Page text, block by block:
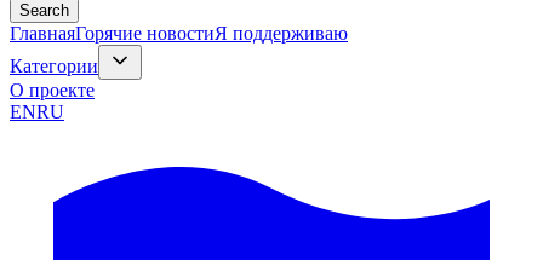
Search
ГлавнаяГорячие новостиЯ поддерживаю
Категории
О проекте
ENRU